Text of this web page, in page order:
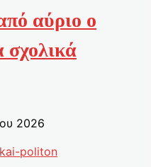
αύριο ο
σχολικά
2026